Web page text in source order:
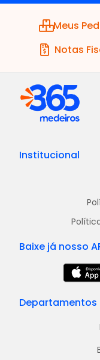
Meus
Notas
Institucional
Baixe já nosso
Departamentos